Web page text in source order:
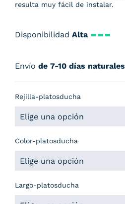
resulta muy fácil de instalar.
Disponibilidad Alta
Envío de 7-10 días naturales
Rejilla-platosducha
Color-platosducha
Largo-platosducha